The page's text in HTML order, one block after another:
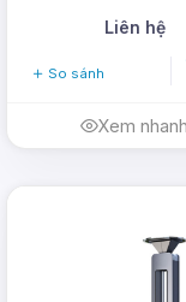
Liên hệ
So sánh
Xem nhanh